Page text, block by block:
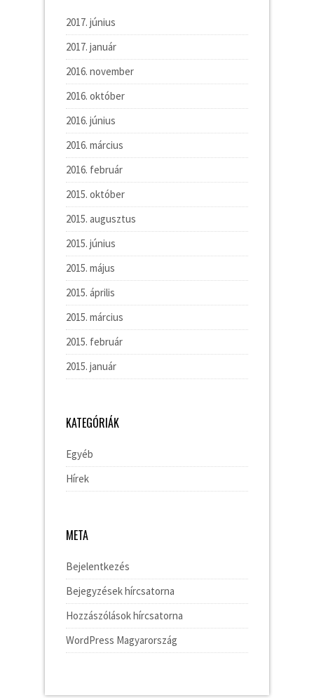
2017. június
2017. január
2016. november
2016. október
2016. június
2016. március
2016. február
2015. október
2015. augusztus
2015. június
2015. május
2015. április
2015. március
2015. február
2015. január
KATEGÓRIÁK
Egyéb
Hírek
META
Bejelentkezés
Bejegyzések hírcsatorna
Hozzászólások hírcsatorna
WordPress Magyarország